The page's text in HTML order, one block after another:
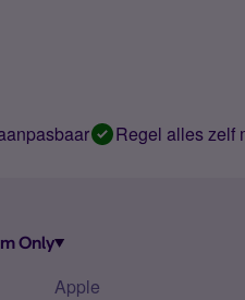
Regel alles zelf
Only
Apple